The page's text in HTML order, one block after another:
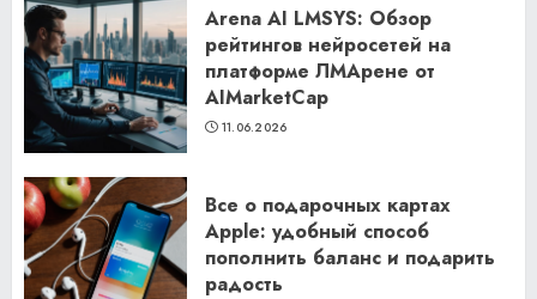
Arena AI LMSYS: Обзор
рейтингов нейросетей на
платформе ЛМАрене от
AIMarketCap
11.06.2026
Все о подарочных картах
Apple: удобный способ
пополнить баланс и подарить
радость